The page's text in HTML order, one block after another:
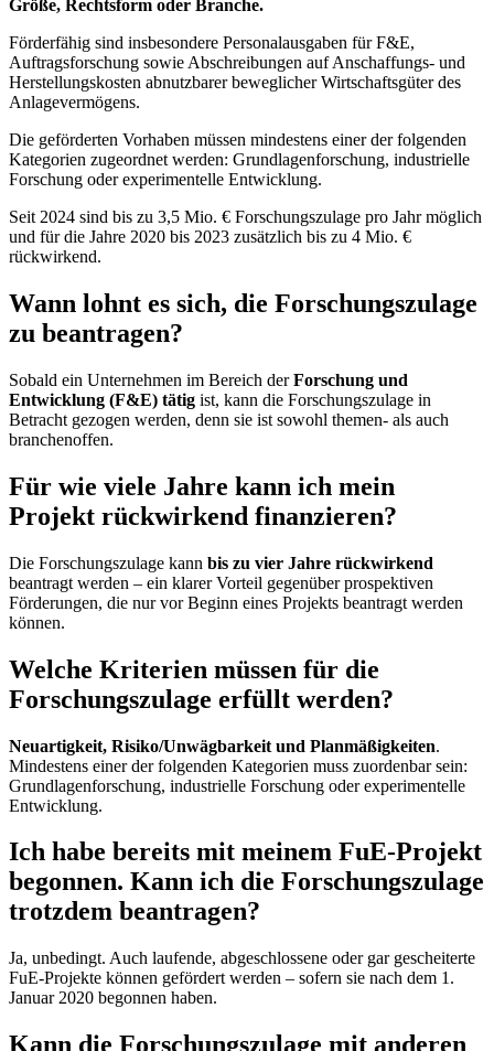
Größe, Rechtsform oder Branche.
Förderfähig sind insbesondere Personalausgaben für F&E,
Auftragsforschung sowie Abschreibungen auf Anschaffungs- und
Herstellungskosten abnutzbarer beweglicher Wirtschaftsgüter des
Anlagevermögens.
Die geförderten Vorhaben müssen mindestens einer der folgenden
Kategorien zugeordnet werden: Grundlagenforschung, industrielle
Forschung oder experimentelle Entwicklung.
Seit 2024 sind bis zu 3,5 Mio. € Forschungszulage pro Jahr möglich
und für die Jahre 2020 bis 2023 zusätzlich bis zu 4 Mio. €
rückwirkend.
Wann lohnt es sich, die Forschungszulage
zu beantragen?
Sobald ein Unternehmen im Bereich derForschung und
Entwicklung (F&E) tätig ist, kann die Forschungszulage in
Betracht gezogen werden, denn sie ist sowohl themen- als auch
branchenoffen.
Für wie viele Jahre kann ich mein
Projekt rückwirkend finanzieren?
Die Forschungszulage kann bis zu vier Jahre rückwirkend
beantragt werden – ein klarer Vorteil gegenüber prospektiven
Förderungen, die nur vor Beginn eines Projekts beantragt werden
können.
Welche Kriterien müssen für die
Forschungszulage erfüllt werden?
Neuartigkeit, Risiko/Unwägbarkeit und Planmäßigkeiten.
Mindestens einer der folgenden Kategorien muss zuordenbar sein:
Grundlagenforschung, industrielle Forschung oder experimentelle
Entwicklung.
Ich habe bereits mit meinem FuE-Projekt
begonnen. Kann ich die Forschungszulage
trotzdem beantragen?
Ja, unbedingt. Auch laufende, abgeschlossene oder gar gescheiterte
FuE-Projekte können gefördert werden – sofern sie nach dem 1.
Januar 2020 begonnen haben.
Kann die Forschungszulage mit anderen